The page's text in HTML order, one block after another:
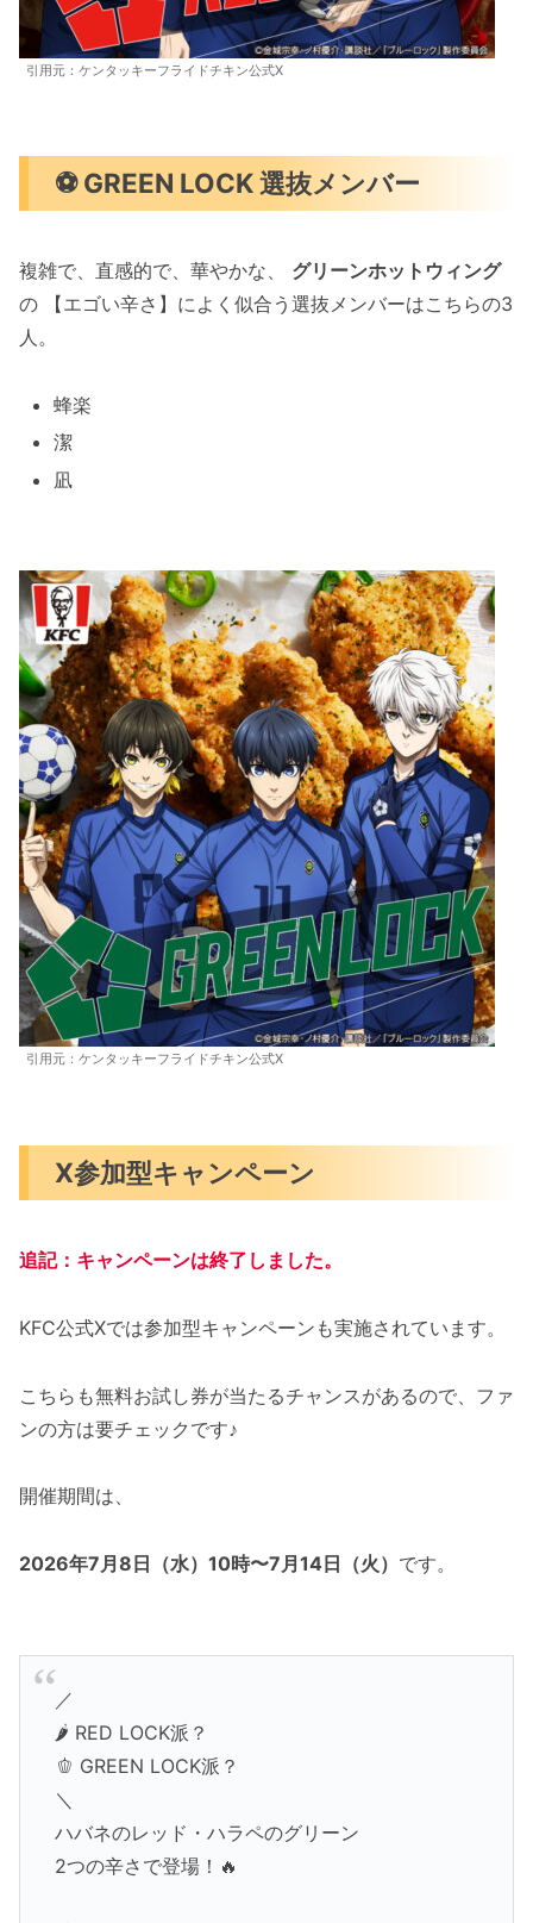
引用元：ケンタッキーフライドチキン公式X
⚽ GREEN LOCK 選抜メンバー
複雑で、直感的で、華やかな、 グリーンホットウィング
の 【エゴい辛さ】によく似合う選抜メンバーはこちらの3
人。
蜂楽
潔
凪
引用元：ケンタッキーフライドチキン公式X
X参加型キャンペーン
追記：キャンペーンは終了しました。
KFC公式Xでは参加型キャンペーンも実施されています。
こちらも無料お試し券が当たるチャンスがあるので、ファ
ンの方は要チェックです♪
開催期間は、
2026年7月8日（水）10時〜7月14日（火） です。
／
🌶️ RED LOCK派？
🫑 GREEN LOCK派？
＼
ハバネのレッド・ハラペのグリーン
2つの辛さで登場！🔥